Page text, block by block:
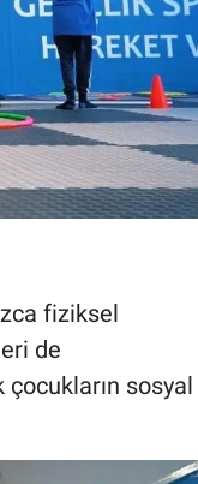
fiziksel
de
sosyal